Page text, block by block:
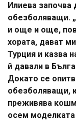
Илиева започва
обезболяващи.
и още и още,
хората, дават
Турция и казва
й давали в
Докато се
обезболяващи,
преживява
осем